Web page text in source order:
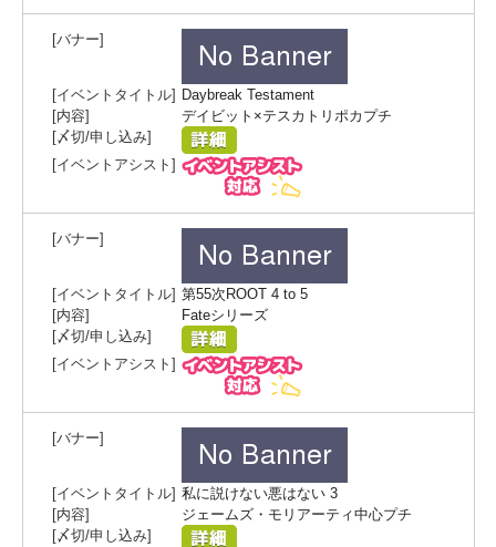
Daybreak Testament
デイビット×テスカトリポカプチ
第55次ROOT 4 to 5
Fateシリーズ
私に説けない悪はない 3
ジェームズ・モリアーティ中心プチ